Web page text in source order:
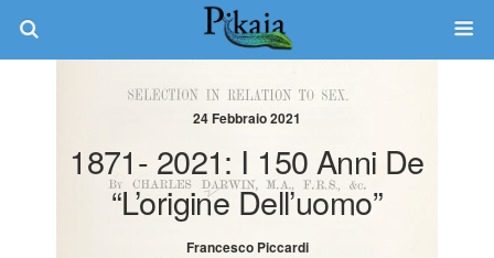
24 Febbraio 2021
1871- 2021: I 150 Anni De
“L’origine Dell’uomo”
Francesco Piccardi